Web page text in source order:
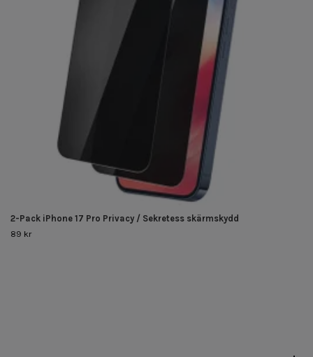
2-Pack iPhone 17 Pro Privacy / Sekretess skärmskydd
89 kr